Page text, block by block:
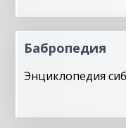
Бабропедия
Энциклопедия